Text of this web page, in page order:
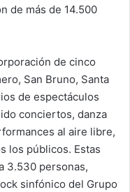
de más de 14.500
de cinco
San Bruno, Santa
de espectáculos
conciertos, danza
al aire libre,
los públicos. Estas
3.530 personas,
sinfónico del Grupo